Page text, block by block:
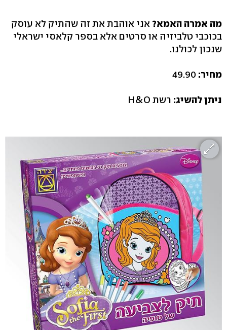
מה אמרה האמא? אני אוהבת את זה שהתיק לא עוסק
בכוכבי טלביזיה או סרטים אלא בספר קלאסי ישראלי
שנכון לכולנו.
מחיר:
ניתן להשיג: רשת H&O